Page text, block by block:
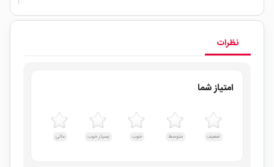
نظرات
امتیاز شما
ضعیف متوسط خوب بسیار خوب عالی